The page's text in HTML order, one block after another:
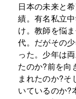
日本の未来と
績。有名私立
け。教師を悩
代。だがその
った。少年は
たのか?前を向
まれたのか?そ
いているのか?